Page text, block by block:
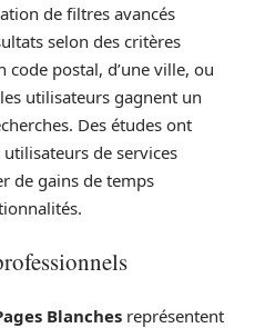
de filtres avancés
selon des critères
code postal, d’une ville, ou
utilisateurs gagnent un
Des études ont
de services
de gains de temps
Blanches représentent